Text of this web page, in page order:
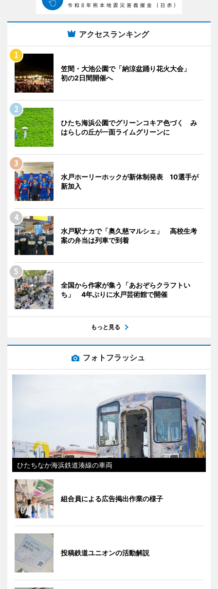
アクセスランキング
笠間・大池公園で「納涼盆踊り花火大会」
初の2日間開催へ
ひたち海浜公園でグリーンコキア色づく み
はらしの丘が一面ライムグリーンに
水戸ホーリーホックが新体制発表 10選手が
新加入
水戸駅ナカで「奥久慈マルシェ」 高校生考
案の弁当は列車で到着
全国から作家が集う「あおぞらクラフトい
ち」 4年ぶりに水戸芸術館で開催
もっと見る
フォトフラッシュ
ひたちなか海浜鉄道湊線の車両
組合員による広告掲出作業の様子
投稿鉄道ユニオンの活動解説